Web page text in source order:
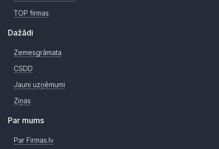
TOP firmas
Dažādi
Zemesgrāmata
CSDD
Jauni uzņēmumi
Ziņas
Par mums
Par Firmas.lv